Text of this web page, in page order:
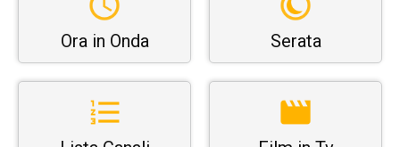
Ora in Onda Serata